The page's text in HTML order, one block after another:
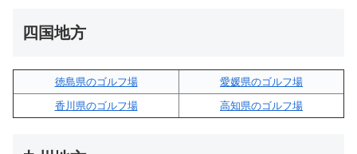
四国地方
徳島県のゴルフ場
愛媛県のゴルフ場
香川県のゴルフ場
高知県のゴルフ場